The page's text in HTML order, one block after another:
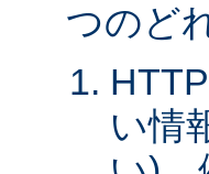
つのど
い情